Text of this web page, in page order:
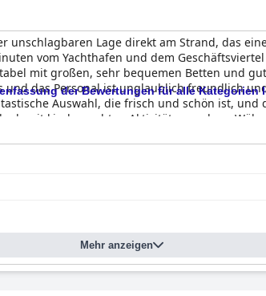
unschlagbaren Lage direkt am Strand, das
vom Yachthafen und dem
mit großen, sehr bequemen Betten und
und das Personal ist unglaublich freundlich
Auswahl, die frisch und schön ist, und
mit kindgerechten Aktivitäten suchen.
planen. Alles in allem ist das
für einen erschwinglichen Aufenthalt auf
der Bewertungen für alle Kategorien
Mehr anzeigen